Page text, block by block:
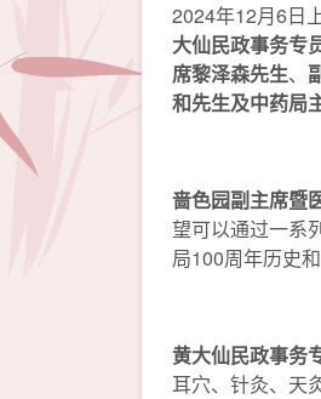
2024年12月6日
大仙民政事务专
席黎泽森先生、
和先生及中药局
啬色园副主席暨
望可以通过一系
局100周年历史
黄大仙民政事务
耳穴、针灸、天